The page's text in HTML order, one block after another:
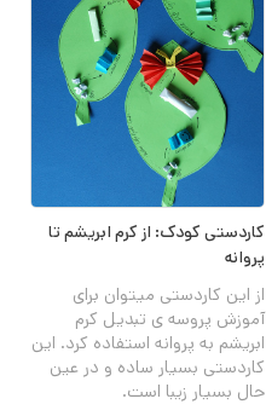
کاردستی کودک: از کرم ابریشم تا
پروانه
از این کاردستی میتوان برای
آموزش پروسه ی تبدیل کرم
ابریشم به پروانه استفاده کرد. این
کاردستی بسیار ساده و در عین
حال بسیار زیبا است.